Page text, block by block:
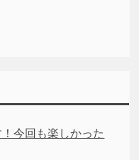
今回も楽しかった